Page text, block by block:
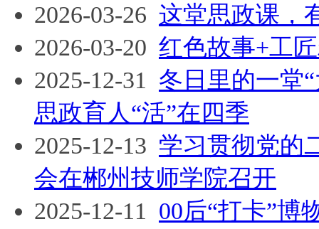
2026-03-26 这堂思政课，
2026-03-20 红色故事+工
2025-12-31
冬日里的一堂
思政育人“活”在四季
2025-12-13 学习贯彻党的
会在郴州技师学院召开
2025-12-11
00后“打卡”博